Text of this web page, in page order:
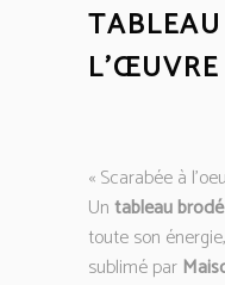
L’ŒUVRE
« Scarabée à
Untableau brodé
toute son
sublimé par